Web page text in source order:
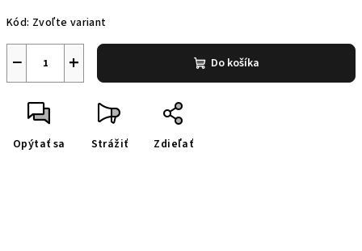
cena:
Kód: Zvoľte variant
+
− Do košíka
Opýtať sa Strážiť Zdieľať